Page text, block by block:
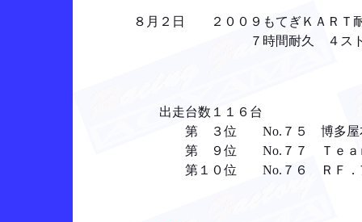
８月２日 ２００９もてぎＫＡＲＴ耐久
７時間耐久 ４ストスポー
出走台数１１６台
第 ３位 No.７５ 博多屋本舗Ｔ
第 ９位 No.７７ Ｔｅａ
第１０位 No.７６ ＲＦ